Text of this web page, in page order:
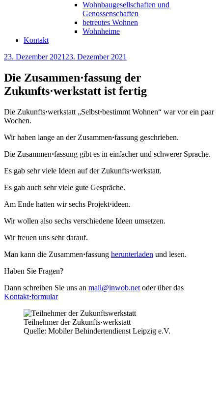
Wohnbaugesellschaften und
Genossenschaften
betreutes Wohnen
Wohnheime
Kontakt
Veröffentlicht
23. Dezember 2021 23. Dezember 2021
Die Zusammen·fassung der
Zukunfts·werkstatt ist fertig
Die Zukunfts·werkstatt „Selbst·bestimmt Wohnen“ war vor ein paar
Wochen.
Wir haben lange an der Zusammen·fassung geschrieben.
Die Zusammen·fassung gibt es in einfacher und schwerer Sprache.
Es gab sehr viele Ideen auf der Zukunfts·werkstatt.
Es gab auch sehr viele gute Gespräche.
Am Ende hatten wir sechs Projekt·ideen.
Wir wollen also sechs verschiedene Ideen umsetzen.
Wir freuen uns sehr darauf.
Man kann die Zusammen·fassung herunterladen und lesen.
Haben Sie Fragen?
Dann schreiben Sie uns an mail@inwob.net oder über das
Kontakt·formular
Teilnehmer der Zukunfts·werkstatt
Quelle: Mobiler Behindertendienst Leipzig e.V.